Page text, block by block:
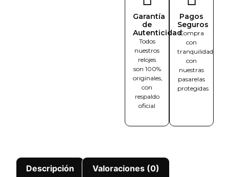
Garantía
de
Autenticidad
Todos
nuestros
relojes
son 100%
originales,
con
respaldo
oficial
Pagos
Seguros
Compra
con
tranquilidad
con
nuestras
pasarelas
protegidas
Descripción Valoraciones (0)